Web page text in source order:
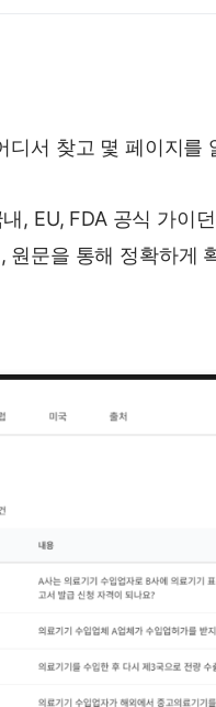
디서 찾고 몇 페이지를
, EU, FDA 공식 가이
원문을 통해 정확하게